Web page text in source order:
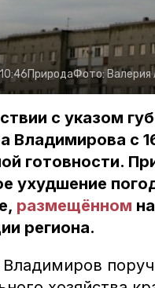
ПриродаФото:
с указом
Владимирова с
готовности.
ухудшение
размещённом
региона.